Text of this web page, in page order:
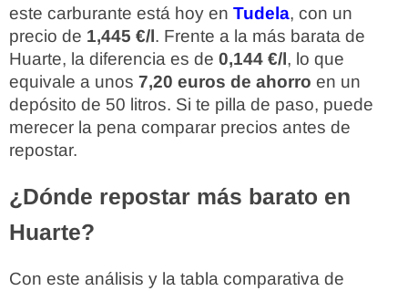
este carburante está hoy en Tudela, con un
precio de 1,445 €/l. Frente a la más barata de
Huarte, la diferencia es de 0,144 €/l, lo que
equivale a unos 7,20 euros de ahorro en un
depósito de 50 litros. Si te pilla de paso, puede
merecer la pena comparar precios antes de
repostar.
¿Dónde repostar más barato en
Huarte?
Con este análisis y la tabla comparativa de